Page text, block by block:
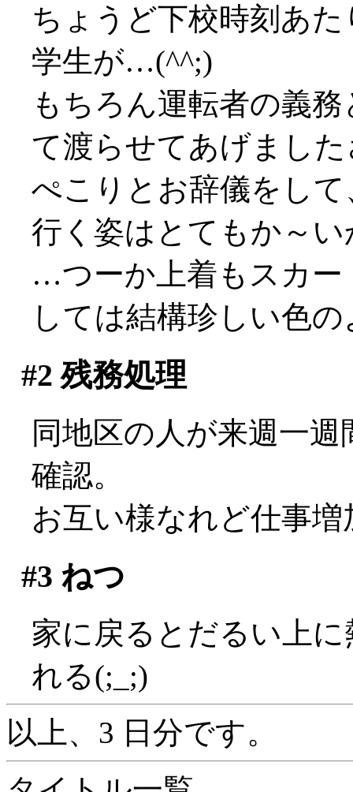
ちょうど下校時刻あ
学生が…(^^;)
もちろん運転者の義
て渡らせてあげまし
ぺこりとお辞儀をし
行く姿はとてもか～い
…つーか上着もスカー
しては結構珍しい色
#2 残務処理
同地区の人が来週一
確認。
お互い様なれど仕事増
#3 ねつ
家に戻るとだるい上
れる(;_;)
以上、3 日分です。